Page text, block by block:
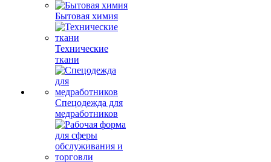
Бытовая химия
Технические
ткани
Спецодежда для
медработников